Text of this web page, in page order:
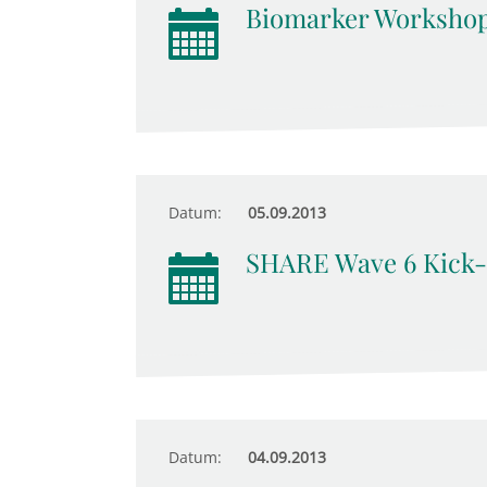
Biomarker
Datum: 05.09.2013
SHARE Wave 6
Datum: 04.09.2013